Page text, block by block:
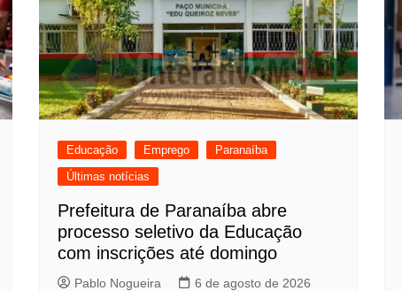
Educação Emprego
Paranaíba
Últimas notícias
Prefeitura de Paranaíba abre
processo seletivo da Educação
com inscrições até domingo
Pablo Nogueira
6 de agosto de 2026